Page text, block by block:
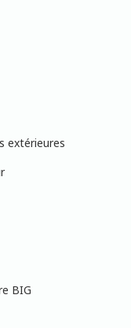
extérieures
BIG